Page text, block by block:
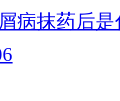
病抹药后